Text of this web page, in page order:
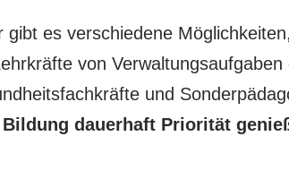
gibt es verschiedene
von
und
dauerhaft Priorität